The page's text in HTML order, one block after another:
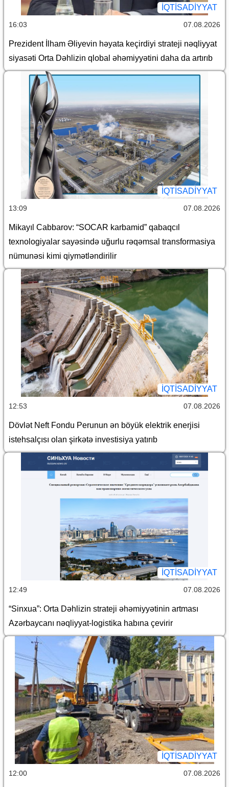
İQTİSADİYYAT
16:03 07.08.2026
Prezident İlham Əliyevin həyata keçirdiyi strateji nəqliyyat
siyasəti Orta Dəhlizin qlobal əhəmiyyətini daha da artırıb
İQTİSADİYYAT
13:09 07.08.2026
Mikayıl Cabbarov: “SOCAR karbamid” qabaqcıl
texnologiyalar sayəsində uğurlu rəqəmsal transformasiya
nümunəsi kimi qiymətləndirilir
İQTİSADİYYAT
12:53 07.08.2026
Dövlət Neft Fondu Perunun ən böyük elektrik enerjisi
istehsalçısı olan şirkətə investisiya yatırıb
İQTİSADİYYAT
12:49 07.08.2026
“Sinxua”: Orta Dəhlizin strateji əhəmiyyətinin artması
Azərbaycanı nəqliyyat-logistika habına çevirir
İQTİSADİYYAT
12:00 07.08.2026